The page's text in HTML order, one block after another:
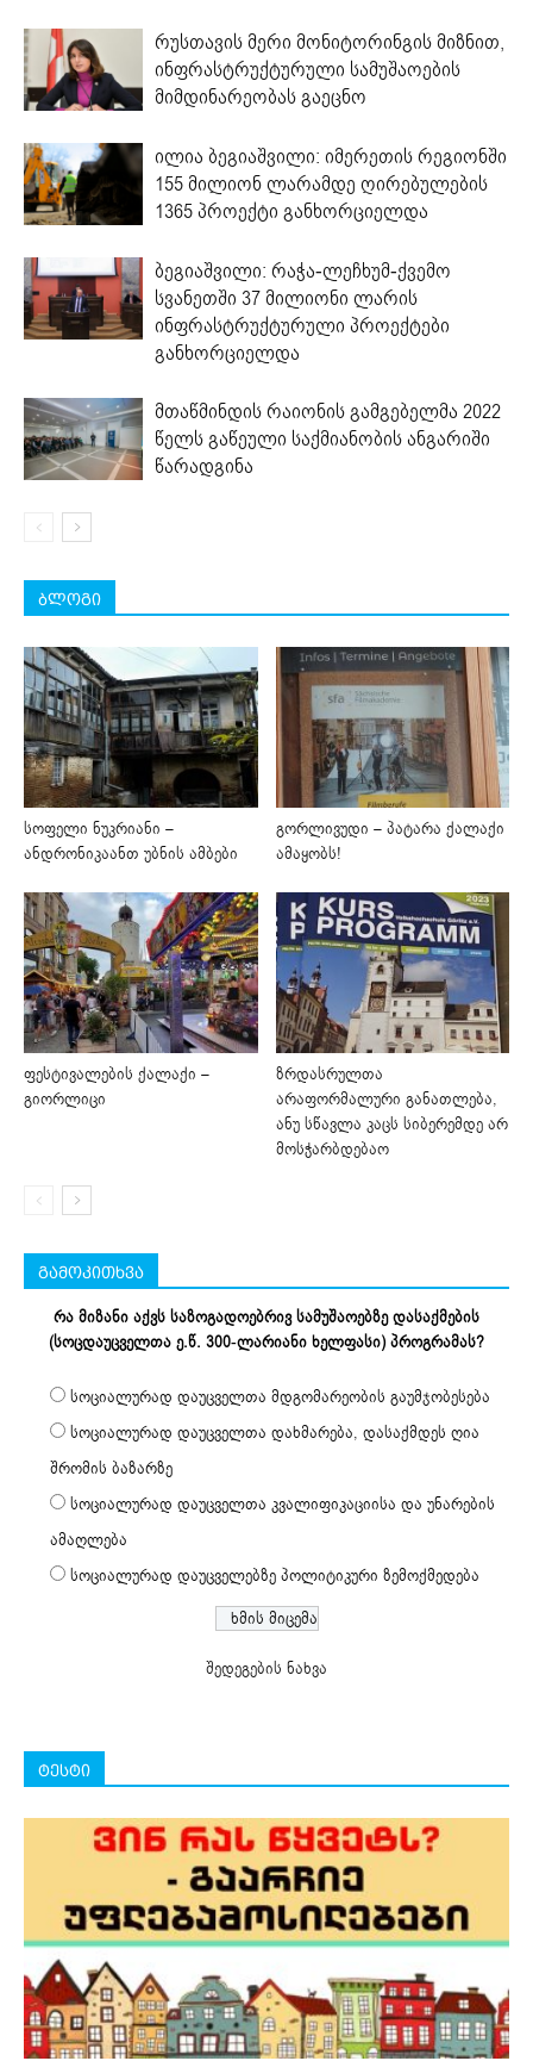
რუსთავის მერი მონიტორინგის მიზნით,
ინფრასტრუქტურული სამუშაოების
მიმდინარეობას გაეცნო
ილია ბეგიაშვილი: იმერეთის რეგიონში
155 მილიონ ლარამდე ღირებულების
1365 პროექტი განხორციელდა
ბეგიაშვილი: რაჭა-ლეჩხუმ-ქვემო
სვანეთში 37 მილიონი ლარის
ინფრასტრუქტურული პროექტები
განხორციელდა
მთაწმინდის რაიონის გამგებელმა 2022
წელს გაწეული საქმიანობის ანგარიში
წარადგინა
ბლოგი
სოფელი ნუკრიანი –
ანდრონიკაანთ უბნის ამბები
გორლივუდი – პატარა ქალაქი
ამაყობს!
ფესტივალების ქალაქი –
გიორლიცი
ზრდასრულთა
არაფორმალური განათლება,
ანუ სწავლა კაცს სიბერემდე არ
მოსჭარბდებაო
გამოკითხვა
რა მიზანი აქვს საზოგადოებრივ სამუშაოებზე დასაქმების
(სოცდაუცველთა ე.წ. 300-ლარიანი ხელფასი) პროგრამას?
სოციალურად დაუცველთა მდგომარეობის გაუმჯობესება
სოციალურად დაუცველთა დახმარება, დასაქმდეს ღია
შრომის ბაზარზე
სოციალურად დაუცველთა კვალიფიკაციისა და უნარების
ამაღლება
სოციალურად დაუცველებზე პოლიტიკური ზემოქმედება
შედეგების ნახვა
ტესტი